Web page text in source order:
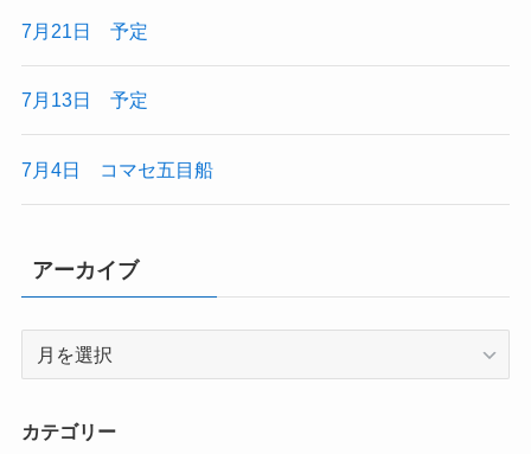
7月21日 予定
7月13日 予定
7月4日 コマセ五目船
アーカイブ
イ
カテゴリー